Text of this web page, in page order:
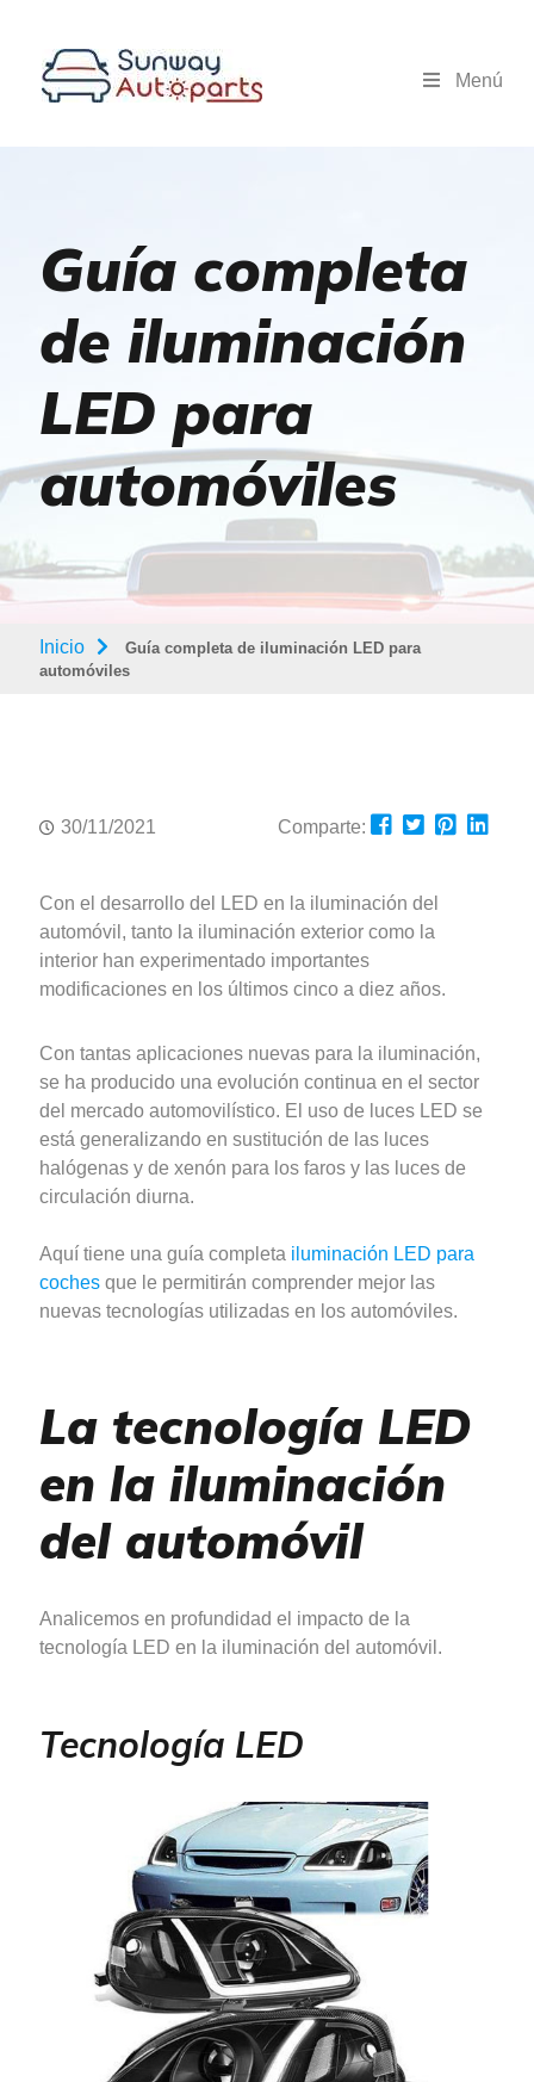
Menú
Guía completa
de iluminación
LED para
automóviles
Inicio
Guía completa de iluminación LED para
automóviles
30/11/2021 Comparte:
Con el desarrollo del LED en la iluminación del
automóvil, tanto la iluminación exterior como la
interior han experimentado importantes
modificaciones en los últimos cinco a diez años.
Con tantas aplicaciones nuevas para la iluminación,
se ha producido una evolución continua en el sector
del mercado automovilístico. El uso de luces LED se
está generalizando en sustitución de las luces
halógenas y de xenón para los faros y las luces de
circulación diurna.
Aquí tiene una guía completa iluminación LED para
coches que le permitirán comprender mejor las
nuevas tecnologías utilizadas en los automóviles.
La tecnología LED
en la iluminación
del automóvil
Analicemos en profundidad el impacto de la
tecnología LED en la iluminación del automóvil.
Tecnología LED